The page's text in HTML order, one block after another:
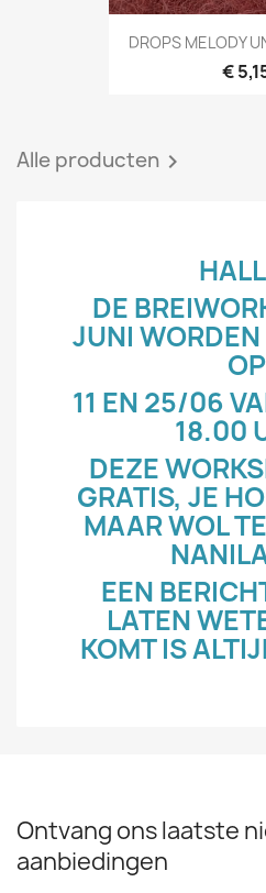
DROPS MELODY
€
Alle producten 
DE
JUNI
OP
11 EN 25/06
18.00
DEZE
GRATIS, JE
MAAR WOL
EEN
LATEN
KOMT IS
Ontvang ons laatste
aanbiedingen